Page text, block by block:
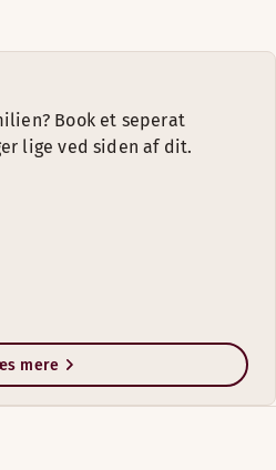
Book et seperat
lige ved siden af dit.
mere